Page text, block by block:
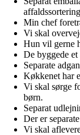
Min chef
Vi skal
Hun vil gerne
De byggede et
Separate
Køkkenet har
Vi skal sørge
børn.
Separat
Der er
Vi skal